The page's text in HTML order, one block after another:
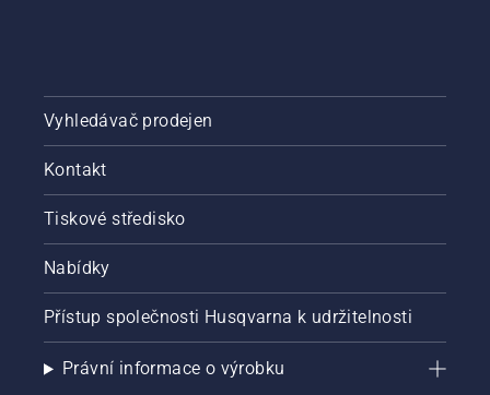
Vyhledávač prodejen
Kontakt
Tiskové středisko
Nabídky
Přístup společnosti Husqvarna k udržitelnosti
Právní informace o výrobku